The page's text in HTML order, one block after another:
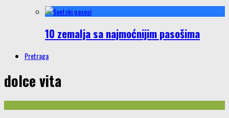
10 zemalja sa najmoćnijim pasošima
Pretraga
dolce vita